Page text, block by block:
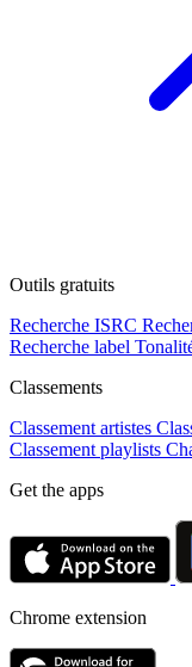
Outils gratuits
Recherche ISRC
Recherche label
Classements
Classement artistes
Classement playlists
Get the apps
Chrome extension